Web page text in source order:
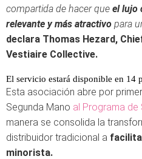
compartida de hacer que el lujo
relevante y más atractivo para
declara Thomas Hezard,
Vestiaire Collective.
El servicio estará disponible en 14
Esta asociación abre por
Segunda Mano al Programa
manera se consolida la
distribuidor tradicional a
minorista.